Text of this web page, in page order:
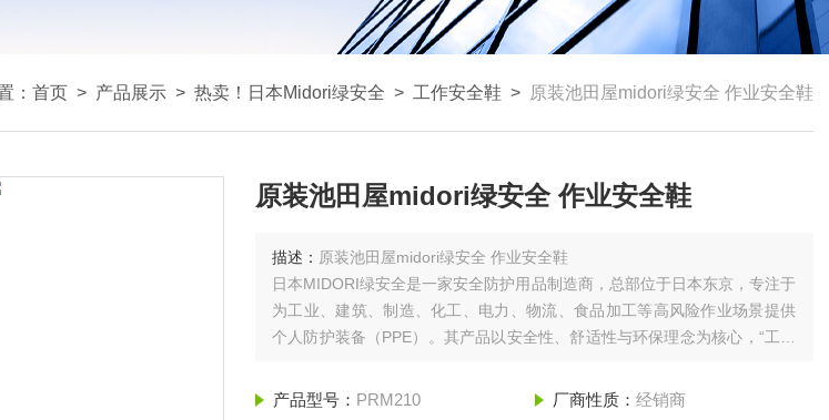
： 首页 > 产品展示 > 热卖！日本Midori绿安全 > 工作安全鞋 > 原装池田屋midori绿安全 作业安全鞋
原装池田屋midori绿安全 作业安全鞋
描述： 原装池田屋midori绿安全 作业安全鞋
日本MIDORI绿安全‌是一家安全防护用品制造商，总部位于日本东京，专注于
为工业、建筑、制造、化工、电力、物流、食品加工等高风险作业场景提供
个人防护装备（PPE）。其产品以‌安全性、舒适性与环保理念‌为核心，“工业
产品型号： PRM210 厂商性质： 经销商